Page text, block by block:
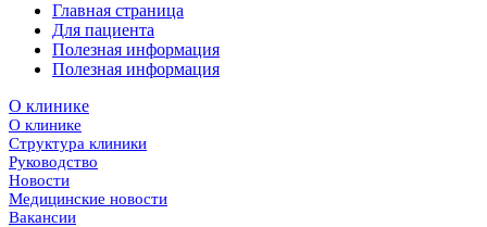
Главная страница
Для пациента
Полезная информация
Полезная информация
О клинике
О клинике
Структура клиники
Руководство
Новости
Медицинские новости
Вакансии